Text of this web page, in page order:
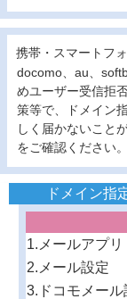
携帯・スマートフ
docomo、au、
めユーザー受信拒
策等で、ドメイン
しく届かないこと
をご確認ください。
ドメイン指
1.メールアプリ
2.メール設定
3.ドコモメール